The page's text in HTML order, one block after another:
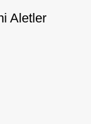
Aletler